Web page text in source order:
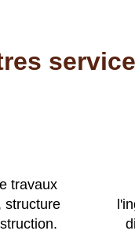
travaux
structure